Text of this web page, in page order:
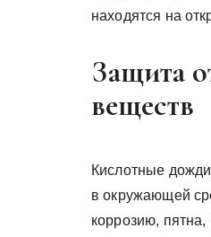
находятся на
Защита
веществ
Кислотные
в окружающей
коррозию,